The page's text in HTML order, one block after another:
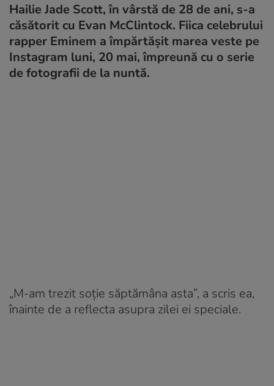
Hailie Jade Scott, în vârstă de 28 de ani, s-a
căsătorit cu Evan McClintock. Fiica celebrului
rapper Eminem a împărtășit marea veste pe
Instagram luni, 20 mai, împreună cu o serie
de fotografii de la nuntă.
„M-am trezit soție săptămâna asta”, a scris ea,
înainte de a reflecta asupra zilei ei speciale.